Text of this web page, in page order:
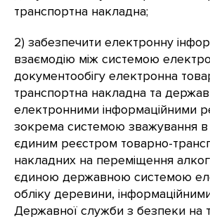
транспортна накладна;
2) забезпечити електронну
взаємодію між системою
документообігу електронна
транспортна накладна та
електронними інформаційними
зокрема системою зважування в
єдиним реєстром товарно-
накладних на переміщення
єдиною державною системою
обліку деревини,
Державної служби з безпеки на